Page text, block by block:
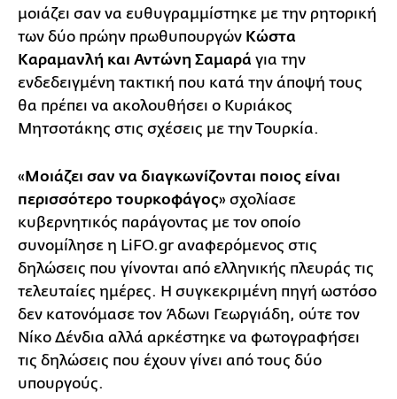
μοιάζει σαν να ευθυγραμμίστηκε με την ρητορική
των δύο πρώην πρωθυπουργών Κώστα
Καραμανλή και Αντώνη Σαμαρά για την
ενδεδειγμένη τακτική που κατά την άποψή τους
θα πρέπει να ακολουθήσει ο Κυριάκος
Μητσοτάκης στις σχέσεις με την Τουρκία.
«Μοιάζει σαν να διαγκωνίζονται ποιος είναι
περισσότερο τουρκοφάγος» σχολίασε
κυβερνητικός παράγοντας με τον οποίο
συνομίλησε η LiFO.gr αναφερόμενος στις
δηλώσεις που γίνονται από ελληνικής πλευράς τις
τελευταίες ημέρες. Η συγκεκριμένη πηγή ωστόσο
δεν κατονόμασε τον Άδωνι Γεωργιάδη, ούτε τον
Νίκο Δένδια αλλά αρκέστηκε να φωτογραφήσει
τις δηλώσεις που έχουν γίνει από τους δύο
υπουργούς.